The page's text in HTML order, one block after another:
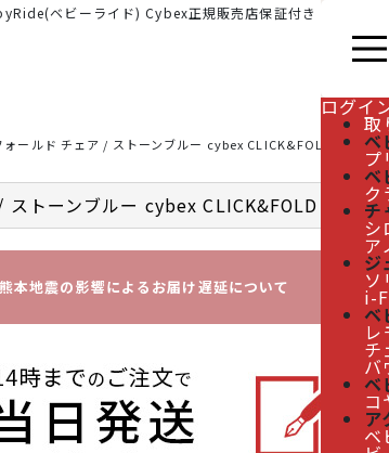
ベビーライド) Cybex正規販売店保証付き
ログイ
取
ベ
プ
ベ
ク
チ
シ
ア
ジ
ソ
i-
ベ
チ
バ
ベ
コ
ア
ベ
ォールド チェア / ストーンブルー cybex CLICK&FOLD CHAIR
ストーンブルー cybex CLICK&FOLD CHAIR
本地震の影響によるお届け遅延について